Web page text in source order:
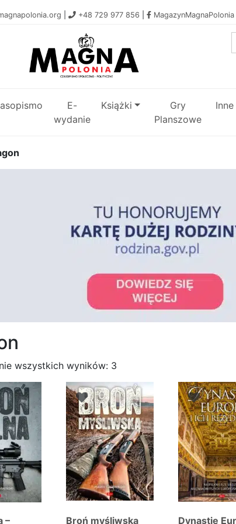
+48 729 977 856 MagazynMagnaPolonia
E-
wydanie
Książki
Gry
Planszowe
Inne
wszystkich wyników: 3
według
najnowszych
– Broń myśliwska Dynastie